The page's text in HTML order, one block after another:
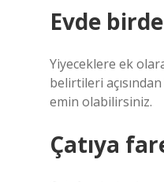
Evde
Yiyeceklere ek
belirtileri
emin olabilirsiniz.
Çatıya